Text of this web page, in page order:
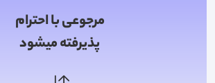
مرجوعی با احترام
پذیرفته میشود